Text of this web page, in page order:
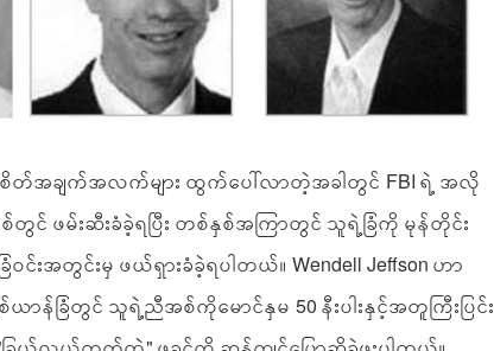
အချက်အလက်များ ထွက်ပေါ်လာတဲ့အခါတွင် FBI ရဲ့ အလို
တွင် ဖမ်းဆီးခံခဲ့ရပြီး တစ်နှစ်အကြာတွင် သူရဲ့ခြံကို မုန်တိုင်း
ဝင်းအတွင်းမှ ဖယ်ရှားခံခဲ့ရပါတယ်။ Wendell Jeffson ဟာ
စ်ယာန်ခြံတွင် သူရဲ့ညီအစ်ကိုမောင်နှမ 50 နီးပါးနှင့်အတူကြီးပြင်း